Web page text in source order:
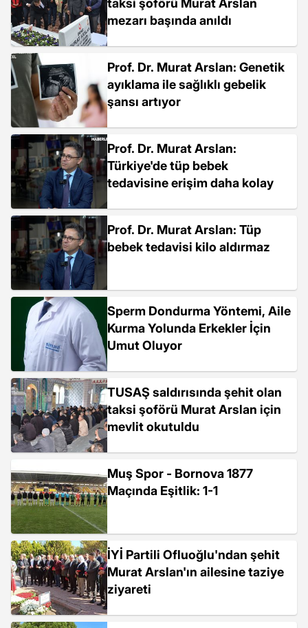
taksi şoförü Murat Arslan
mezarı başında anıldı
Prof. Dr. Murat Arslan: Genetik
ayıklama ile sağlıklı gebelik
şansı artıyor
Prof. Dr. Murat Arslan:
Türkiye'de tüp bebek
tedavisine erişim daha kolay
Prof. Dr. Murat Arslan: Tüp
bebek tedavisi kilo aldırmaz
Sperm Dondurma Yöntemi, Aile
Kurma Yolunda Erkekler İçin
Umut Oluyor
TUSAŞ saldırısında şehit olan
taksi şoförü Murat Arslan için
mevlit okutuldu
Muş Spor - Bornova 1877
Maçında Eşitlik: 1-1
İYİ Partili Ofluoğlu'ndan şehit
Murat Arslan'ın ailesine taziye
ziyareti